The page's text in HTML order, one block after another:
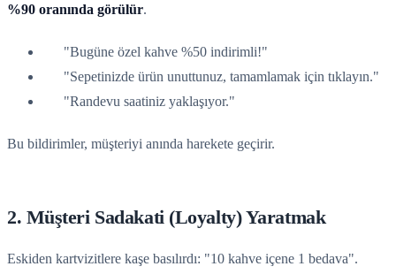
%90 oranında görülür.
"Bugüne özel kahve %50 indirimli!"
"Sepetinizde ürün unuttunuz, tamamlamak için tıklayın."
"Randevu saatiniz yaklaşıyor."
Bu bildirimler, müşteriyi anında harekete geçirir.
2. Müşteri Sadakati (Loyalty) Yaratmak
Eskiden kartvizitlere kaşe basılırdı: "10 kahve içene 1 bedava".